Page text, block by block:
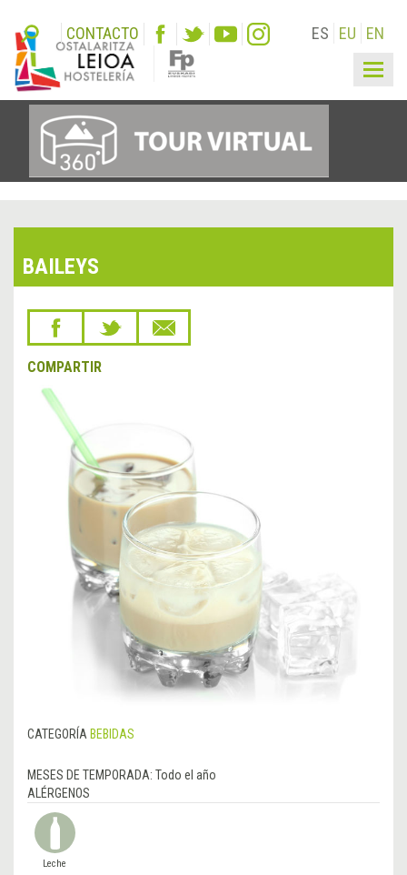
CONTACTO ES EU EN
BAILEYS
COMPARTIR
CATEGORÍA BEBIDAS
MESES DE TEMPORADA: Todo el año
ALÉRGENOS
Leche